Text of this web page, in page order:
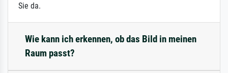
Sie da.
Wie kann ich erkennen, ob das Bild in meinen
Raum passt?